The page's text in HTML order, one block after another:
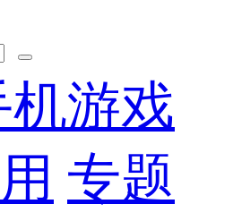
机游戏
专题